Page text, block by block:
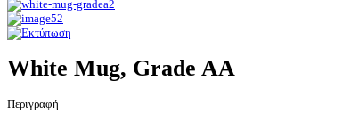
White Mug, Grade AA
Περιγραφή